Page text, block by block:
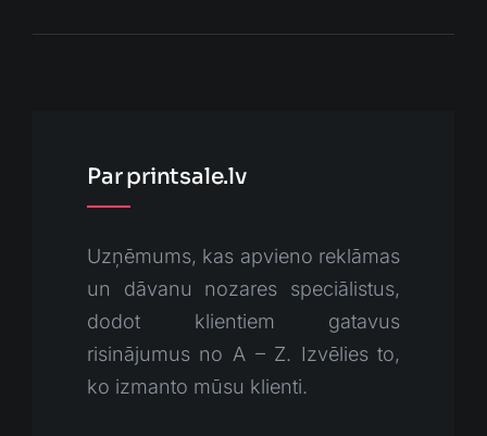
Par printsale.lv
Uzņēmums, kas apvieno reklāmas
un dāvanu nozares speciālistus,
dodot klientiem gatavus
risinājumus no A – Z. Izvēlies to,
ko izmanto mūsu klienti.